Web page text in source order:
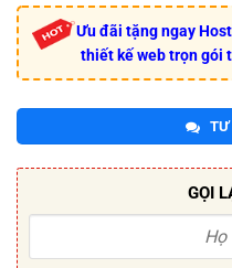
Ưu đãi tặng ngay
thiết kế web trọn gói
TƯ
GỌI